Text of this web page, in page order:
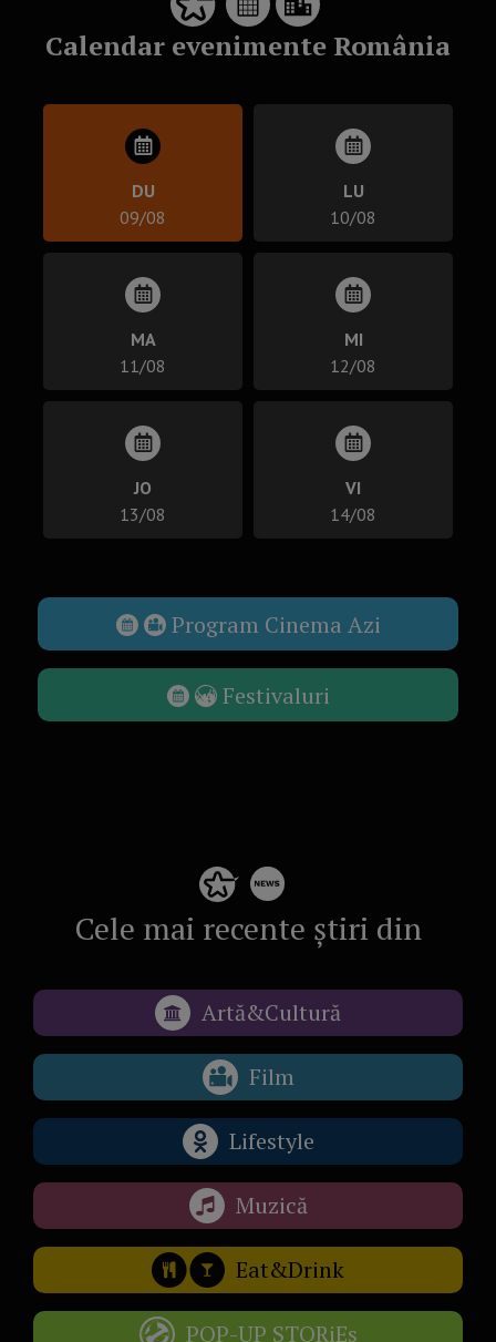
Calendar evenimente România
DU
09/08
LU
10/08
MA
11/08
MI
12/08
JO
13/08
VI
14/08
Program Cinema Azi
Festivaluri
Cele mai recente știri din
Artă&Cultură
Film
Lifestyle
Muzică
Eat&Drink
POP-UP STORiEs